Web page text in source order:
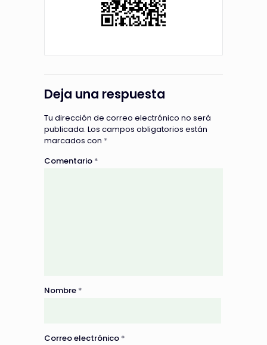
Deja una respuesta
Tu dirección de correo electrónico no será
publicada. Los campos obligatorios están
marcados con *
Comentario *
Nombre *
Correo electrónico *